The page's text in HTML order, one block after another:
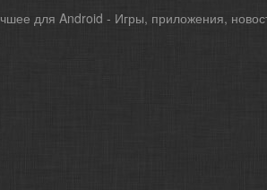
для Android - Игры, приложения,